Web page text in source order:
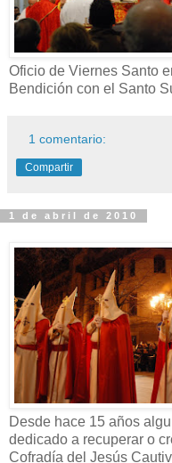
Oficio de Viernes Santo
Bendición con el Santo
1 comentario:
Compartir
1 de abril de 2010
Desde hace 15 años
dedicado a recuperar o
Cofradía del Jesús